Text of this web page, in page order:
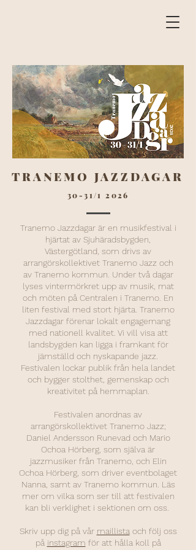
TRANEMO JAZZDAGAR
30-31/1 2026
Tranemo Jazzdagar är en musikfestival i
hjärtat av Sjuhäradsbygden,
Västergötland, som drivs av
arrangörskollektivet Tranemo Jazz och
av Tranemo kommun. Under två dagar
lyses vintermörkret upp av musik, mat
och möten på Centralen i Tranemo. En
liten festival med stort hjärta. Tranemo
Jazzdagar förenar lokalt engagemang
med nationell kvalitet. Vi vill visa att
landsbygden kan ligga i framkant för
jämställd och nyskapande jazz.
Festivalen lockar publik från hela landet
och bygger stolthet, gemenskap och
kreativitet på hemmaplan.
Festivalen anordnas av
arrangörskollektivet Tranemo Jazz;
Daniel Andersson Runevad och Mario
Ochoa Hörberg, som själva är
jazzmusiker från Tranemo, och Elin
Ochoa Hörberg, som driver eventbolaget
Nanna, samt av Tranemo kommun . Läs
mer om vilka som ser till att festivalen
kan bli verklighet i sektionen om oss
Skriv upp dig på vår maillista och följ oss
på instagram för att hålla koll på